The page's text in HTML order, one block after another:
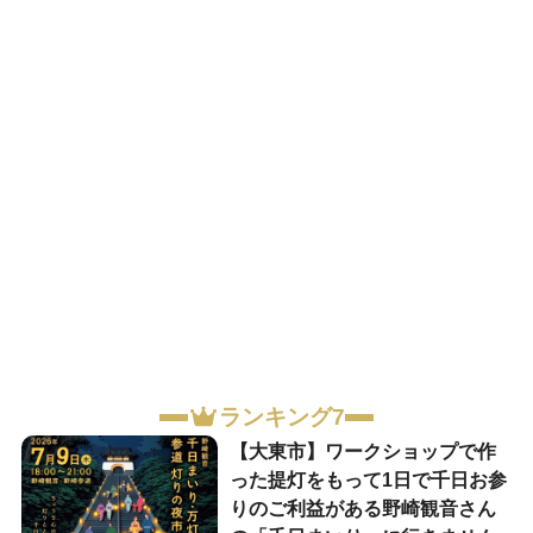
ランキング7
【大東市】ワークショップで作
った提灯をもって1日で千日お参
りのご利益がある野崎観音さん